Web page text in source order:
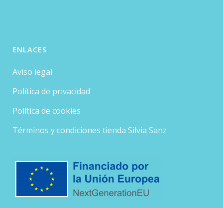
ENLACES
Aviso legal
Política de privacidad
Política de cookies
Términos y condiciones tienda Silvia Sanz